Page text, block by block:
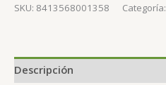
SKU: 8413568001358 Categoría:
Descripción